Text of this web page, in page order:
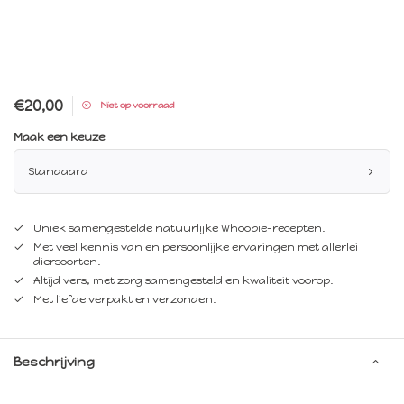
€20,00 Niet op voorraad
Maak een keuze
Standaard
Uniek samengestelde natuurlijke Whoopie-recepten.
Met veel kennis van en persoonlijke ervaringen met allerlei
diersoorten.
Altijd vers, met zorg samengesteld en kwaliteit voorop.
Met liefde verpakt en verzonden.
Beschrijving